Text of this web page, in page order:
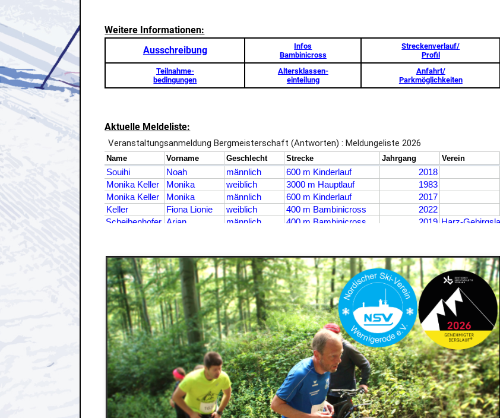
Weitere Informationen:
Ausschreibung
Infos
Bambinicross
Streckenverlauf/
Profil
Teilnahme-
bedingungen
Altersklassen-
einteilung
Anfahrt/
Parkmöglichkeiten
Aktuelle Meldeliste: